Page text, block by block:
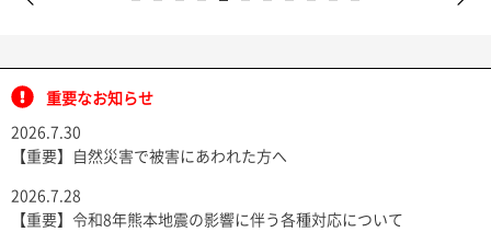
重要なお知らせ
2026.7.30
【重要】自然災害で被害にあわれた方へ
2026.7.28
【重要】令和8年熊本地震の影響に伴う各種対応について